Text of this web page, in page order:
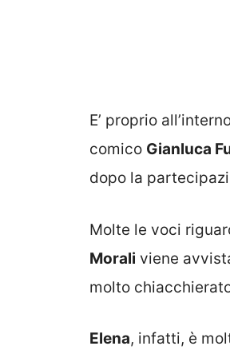
E’ proprio
comico Gianluca
dopo la
Molte le voci
Morali viene
molto
Elena, infatti, è